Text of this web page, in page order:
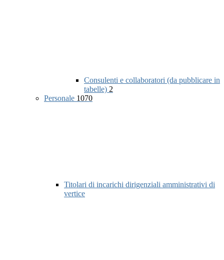
Consulenti e collaboratori (da pubblicare in
tabelle) 2
Personale 1070
Titolari di incarichi dirigenziali amministrativi di
vertice